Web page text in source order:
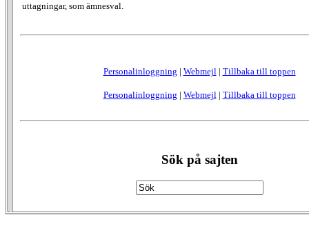
uttagningar, som ämnesval.
Personalinloggning | Webmejl| Tillbaka till toppen
Personalinloggning | Webmejl| Tillbaka till toppen
Sök på sajten